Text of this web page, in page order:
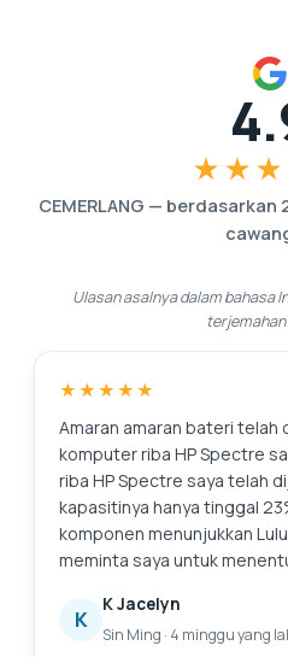
CEMERLANG — berdasarkan
Ulasan asalnya dalam bahasa
★★★★★
Amaran amaran bateri telah
komputer riba HP Spectre
riba HP Spectre saya telah
kapasitinya hanya tinggal
komponen menunjukkan
meminta saya untuk
membosankan, dan ia tidak
asal iaitu kapasiti yang
K
K Jacelyn
Sin Ming · 4 minggu yang